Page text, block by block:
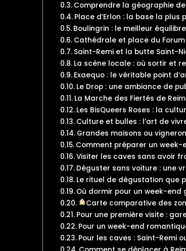
Comprendre la géographie
Place d’Erlon : la base la
Boulingrin : le meilleur
Cathédrale et place du
Saint-Remi et la butte Saint-
La scène locale : où sortir et
Exaequo : le véritable point
Le Drop : une ambiance de
La Marche des Fiertés de
Les BisQueers Roses : la
Culture et bulles : l’art de
Grandes maisons ou
Comment préparer un
Visiter les caves sans avoir
Déguster sans voiture : une
Le rituel de dégustation que
Où dormir pour un week-end
Carte comparative des
Pour une première visite :
Pour un week-end
Pour les caves : Saint-Remi